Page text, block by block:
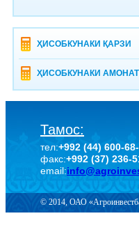
ҲИСОБКУНАКИ ҚАРЗИ
ҲИСОБКУНАКИ
Тамос:
тел:+992 (44) 600-
факс:+992 (37) 236-
email:
© 2014, ОАО